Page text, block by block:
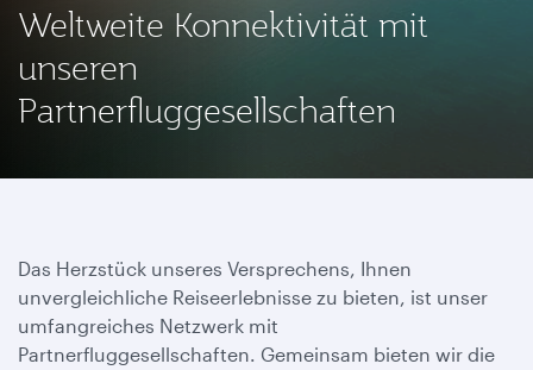
Weltweite Konnektivität mit
unseren
Partnerfluggesellschaften
Das Herzstück unseres Versprechens, Ihnen
unvergleichliche Reiseerlebnisse zu bieten, ist unser
umfangreiches Netzwerk mit
Partnerfluggesellschaften. Gemeinsam bieten wir die